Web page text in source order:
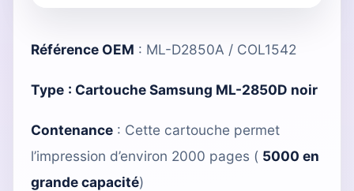
Référence OEM : ML-D2850A / COL1542
Type : Cartouche Samsung ML-2850D noir
Contenance : Cette cartouche permet
l’impression d’environ 2000 pages ( 5000 en
grande capacité)